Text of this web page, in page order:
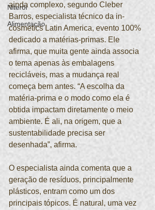
Niterói
Alimentação
ainda complexo, segundo Cleber
Barros, especialista técnico da in-
cosmetics Latin America, evento 100%
dedicado a matérias-primas. Ele
afirma, que muita gente ainda associa
o tema apenas às embalagens
recicláveis, mas a mudança real
começa bem antes. “A escolha da
matéria-prima e o modo como ela é
obtida impactam diretamente o meio
ambiente. É ali, na origem, que a
sustentabilidade precisa ser
desenhada”, afirma.
O especialista ainda comenta que a
geração de resíduos, principalmente
plásticos, entram como um dos
principais tópicos. É natural, uma vez